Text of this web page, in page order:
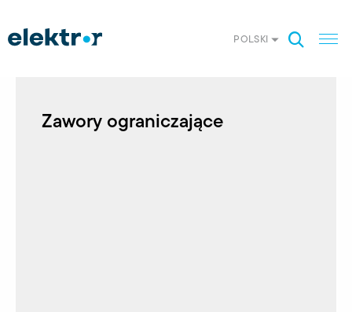
POLSKI
Zawory ograniczające